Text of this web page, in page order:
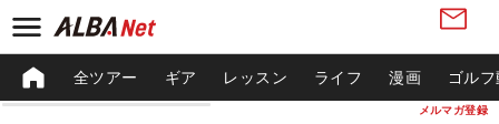
メルマガ登録
全ツアー ギア レッスン ライフ 漫画 ゴル